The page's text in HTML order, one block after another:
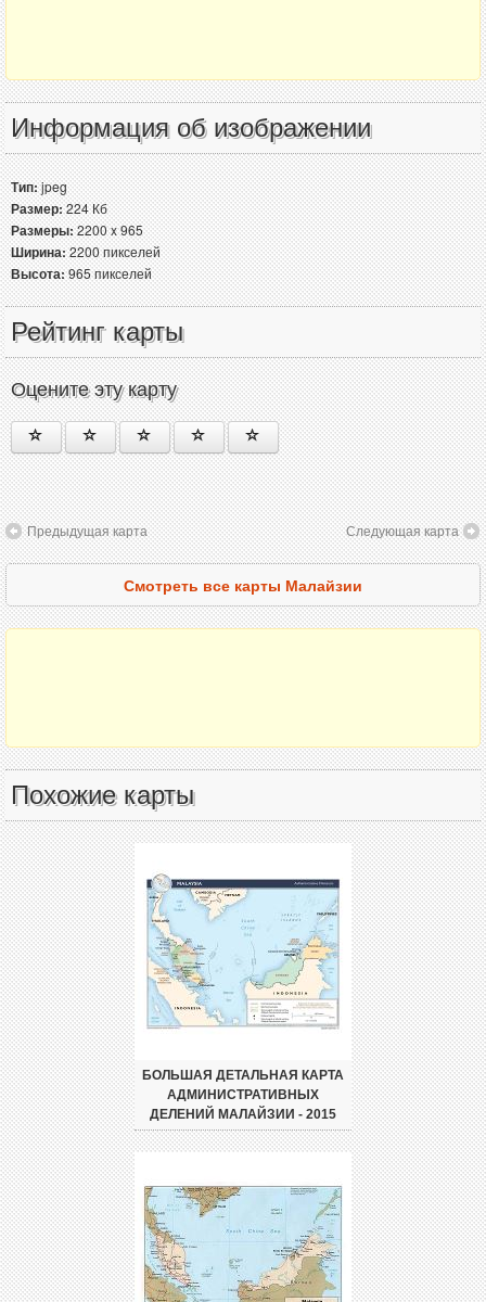
Информация об изображении
Тип:jpeg
Размер:224 Кб
Размеры:2200 x 965
Ширина:2200 пикселей
Высота:965 пикселей
Рейтинг карты
Оцените эту карту
Предыдущая карта Следующая карта
Смотреть все карты Малайзии
Похожие карты
БОЛЬШАЯ ДЕТАЛЬНАЯ КАРТА
АДМИНИСТРАТИВНЫХ
ДЕЛЕНИЙ МАЛАЙЗИИ - 2015